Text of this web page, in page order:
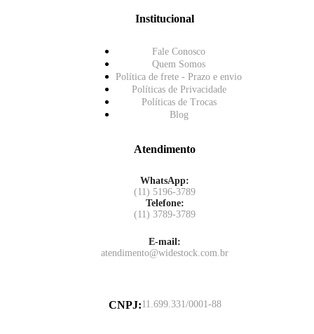
Institucional
Fale Conosco
Quem Somos
Política de frete - Prazo e envio
Políticas de Privacidade
Políticas de Trocas
Blog
Atendimento
WhatsApp:
(11) 5196-3789
Telefone:
(11) 3789-3789
E-mail:
atendimento@widestock.com.br
CNPJ:11.699.331/0001-88